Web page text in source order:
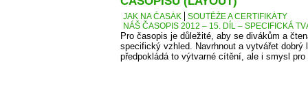
JAK NA ČASÁK
SOUTĚŽE A CERTIFIKÁTY
NÁŠ ČASOPIS 2012 – 15. DÍL – SPECIFICKÁ
Pro časopis je důležité, aby se divákům a
specifický vzhled. Navrhnout a vytvářet dobrý
předpokládá to výtvarné cítění, ale i smysl pro